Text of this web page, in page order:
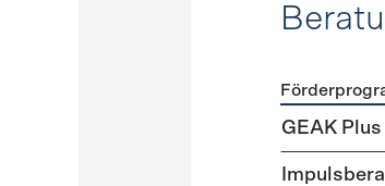
GEAK Plus